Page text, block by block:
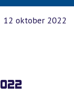
12 oktober 2022